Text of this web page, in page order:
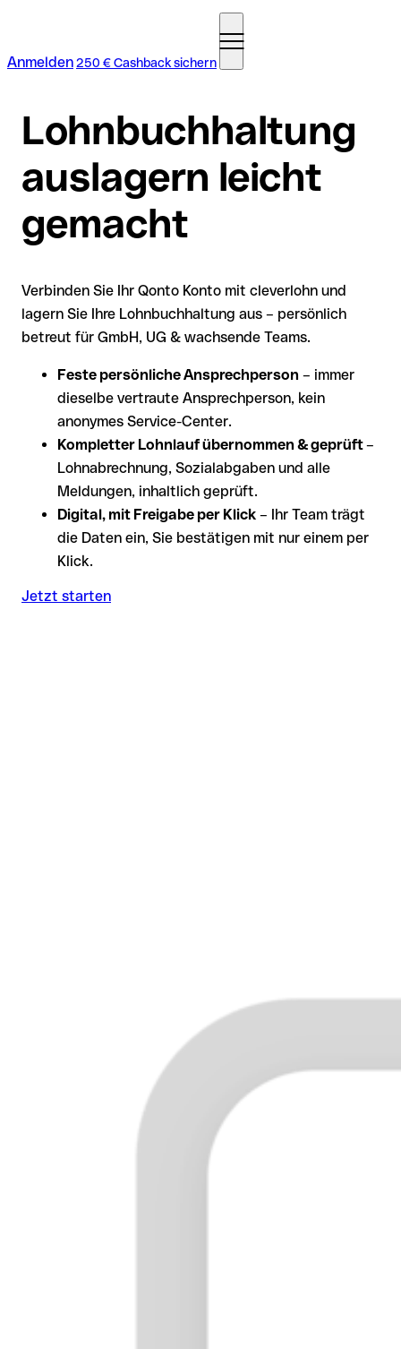
Anmelden250 € Cashback sichern
Lohnbuchhaltung
auslagern leicht
gemacht
Verbinden Sie Ihr Qonto Konto mit cleverlohn und
lagern Sie Ihre Lohnbuchhaltung aus – persönlich
betreut für GmbH, UG & wachsende Teams.
Feste persönliche Ansprechperson – immer
dieselbe vertraute Ansprechperson, kein
anonymes Service-Center.
Kompletter Lohnlauf übernommen & geprüft–
Lohnabrechnung, Sozialabgaben und alle
Meldungen, inhaltlich geprüft.
Digital, mit Freigabe per Klick – Ihr Team trägt
die Daten ein, Sie bestätigen mit nur einem per
Klick.
Jetzt starten